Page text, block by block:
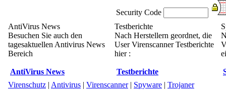
Security Code
AntiVirus News
Besuchen Sie auch den
tagesaktuellen Antivirus News
Bereich
AntiVirus News
Testberichte
Nach Herstellern geordnet, die
User Virenscanner Testberichte
hier :
Testberichte
Virenschutz | Antivirus | Virenscanner| Spyware | Trojaner